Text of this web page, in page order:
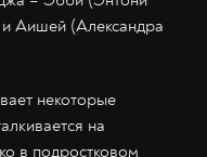
Аишей (Александра
некоторые
на
в подростковом